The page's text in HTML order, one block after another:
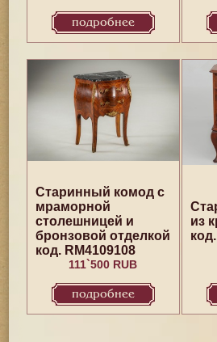
подробнее
Старинный комод с
мраморной
столешницей и
бронзовой отделкой
код. RM4109108
111`500 RUB
подробнее
из